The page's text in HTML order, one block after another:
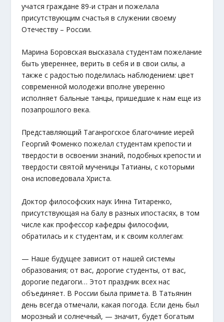
учатся граждане 89-и стран и пожелала
присутствующим счастья в служении своему
Отечеству – России.
Марина Боровская высказала студентам пожелание
быть увереннее, верить в себя и в свои силы, а
также с радостью поделилась наблюдением: цвет
современной молодежи вполне уверенно
исполняет бальные танцы, пришедшие к нам еще из
позапрошлого века.
Представляющий Таганрогское благочиние иерей
Георгий Фоменко пожелал студентам крепости и
твердости в освоении знаний, подобных крепости и
твердости святой мученицы Татианы, с которыми
она исповедовала Христа.
Доктор философских наук Инна Титаренко,
присутствующая на балу в разных ипостасях, в том
числе как профессор кафедры философии,
обратилась и к студентам, и к своим коллегам:
— Наше будущее зависит от нашей системы
образования; от вас, дорогие студенты, от вас,
дорогие педагоги… Этот праздник всех нас
объединяет. В России была примета. В Татьянин
день всегда отмечали, какая погода. Если день был
морозный и солнечный, — значит, будет богатым